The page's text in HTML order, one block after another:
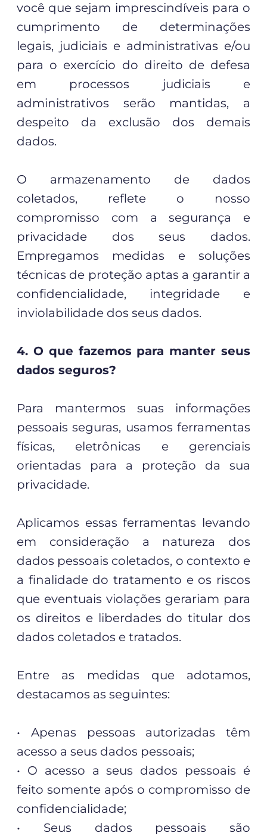
você que sejam imprescindíveis para o
cumprimento de determinações
legais, judiciais e administrativas e/ou
para o exercício do direito de defesa
em processos judiciais e
administrativos serão mantidas, a
despeito da exclusão dos demais
dados.
O armazenamento de dados
coletados, reflete o nosso
compromisso com a segurança e
privacidade dos seus dados.
Empregamos medidas e soluções
técnicas de proteção aptas a garantir a
confidencialidade, integridade e
inviolabilidade dos seus dados.
4. O que fazemos para manter seus
dados seguros?
Para mantermos suas informações
pessoais seguras, usamos ferramentas
físicas, eletrônicas e gerenciais
orientadas para a proteção da sua
privacidade.
Aplicamos essas ferramentas levando
em consideração a natureza dos
dados pessoais coletados, o contexto e
a finalidade do tratamento e os riscos
que eventuais violações gerariam para
os direitos e liberdades do titular dos
dados coletados e tratados.
Entre as medidas que adotamos,
destacamos as seguintes:
• Apenas pessoas autorizadas têm
acesso a seus dados pessoais;
• O acesso a seus dados pessoais é
feito somente após o compromisso de
confidencialidade;
• Seus dados pessoais são